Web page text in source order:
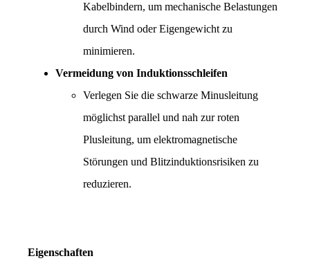
Kabelbindern, um mechanische Belastungen
durch Wind oder Eigengewicht zu
minimieren.
Vermeidung von Induktionsschleifen
Verlegen Sie die schwarze Minusleitung
möglichst parallel und nah zur roten
Plusleitung, um elektromagnetische
Störungen und Blitzinduktionsrisiken zu
reduzieren.
Eigenschaften